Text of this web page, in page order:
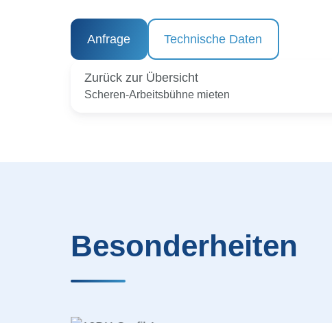
Anfrage Technische Daten
Zurück zur Übersicht
Scheren-Arbeitsbühne mieten
Besonderheiten